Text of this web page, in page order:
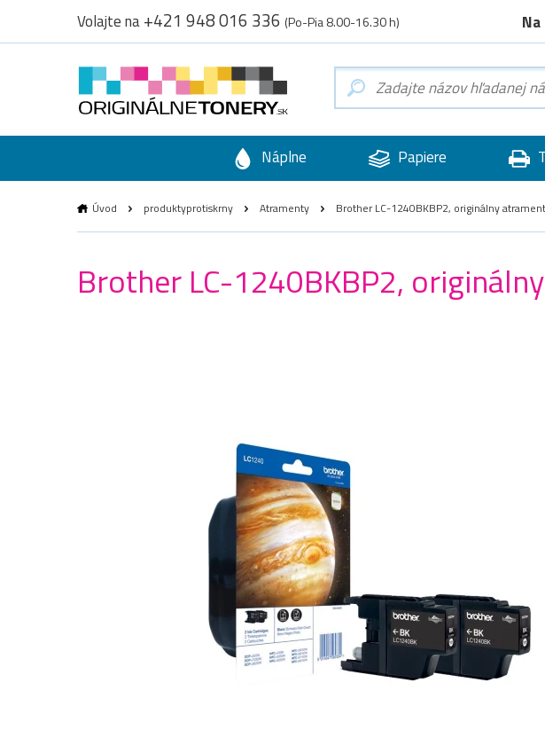
Volajte na+421 948 016 336 (Po-Pia 8.00-16.30 h) Na
Náplne Papiere
Úvod produktyprotiskrny Atramenty Brother LC-1240BKBP2, originálny
Brother LC-1240BKBP2,